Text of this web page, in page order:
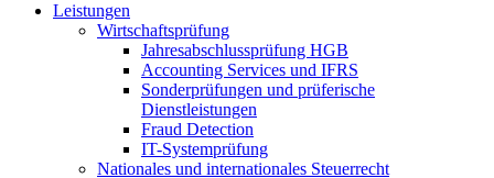
Leistungen
Wirtschaftsprüfung
Jahresabschlussprüfung HGB
Accounting Services und IFRS
Sonderprüfungen und prüferische
Dienstleistungen
Fraud Detection
IT-Systemprüfung
Nationales und internationales Steuerrecht